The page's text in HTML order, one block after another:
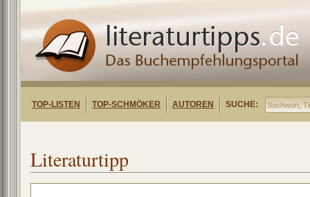
TOP-LISTEN TOP-SCHMÖKER AUTOREN SUCHE:
Literaturtipp